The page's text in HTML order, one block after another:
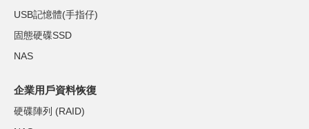
USB記憶體(手指仔)
固態硬碟SSD
NAS
企業用戶資料恢復
硬碟陣列 (RAID)